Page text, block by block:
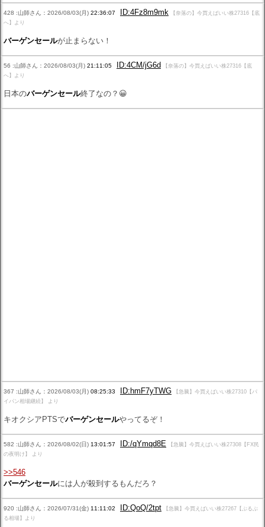
428 :山師さん：2026/08/03(月) 22:36:07 ID:4Fz8m9mk
【奈落の】今買えばいい株27316【底
へ】より
バーゲンセールが止まらない！
56 :山師さん：2026/08/03(月) 21:11:05 ID:4CM/jG6d
【奈落の】今買えばいい株27316【底
へ】より
日本のバーゲンセール終了なの？😀
367 :山師さん：2026/08/03(月) 08:25:33 ID:hmF7yTWG
【急騰】今買えばいい株27310【パ
イパン相場継続】 より
キオクシアPTSでバーゲンセールやってるぞ！
582 :山師さん：2026/08/02(日) 13:01:57 ID:/qYmqd8E
【急騰】今買えばいい株27308【FX民
の夜明け】 より
>>546
バーゲンセールには人が殺到するもんだろ？
920 :山師さん：2026/07/31(金) 11:11:02 ID:QoQ/2tpt
【急騰】今買えばいい株27267【ぶるぶ
る相場】より